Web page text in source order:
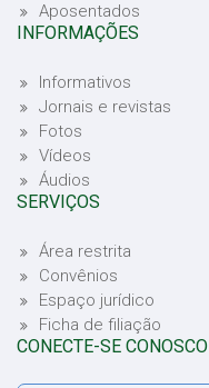
Aposentados
INFORMAÇÕES
Informativos
Jornais e revistas
Fotos
Vídeos
Áudios
SERVIÇOS
Área restrita
Convênios
Espaço jurídico
Ficha de filiação
CONECTE-SE CONOSCO